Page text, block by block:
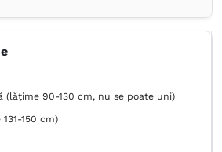
Prosoape
Articole de toaletă gratuite
(lățime 90-130 cm, nu se poate uni)
150 cm)